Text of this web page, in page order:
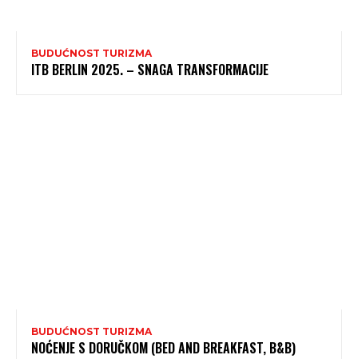
BUDUĆNOST TURIZMA
ITB BERLIN 2025. – SNAGA TRANSFORMACIJE
BUDUĆNOST TURIZMA
NOĆENJE S DORUČKOM (BED AND BREAKFAST, B&B)